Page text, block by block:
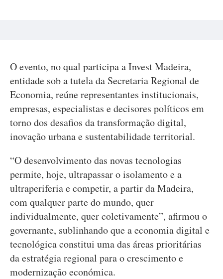
O evento, no qual participa a Invest Madeira,
entidade sob a tutela da Secretaria Regional de
Economia, reúne representantes institucionais,
empresas, especialistas e decisores políticos em
torno dos desafios da transformação digital,
inovação urbana e sustentabilidade territorial.
“O desenvolvimento das novas tecnologias
permite, hoje, ultrapassar o isolamento e a
ultraperiferia e competir, a partir da Madeira,
com qualquer parte do mundo, quer
individualmente, quer coletivamente”, afirmou o
governante, sublinhando que a economia digital e
tecnológica constitui uma das áreas prioritárias
da estratégia regional para o crescimento e
modernização económica.